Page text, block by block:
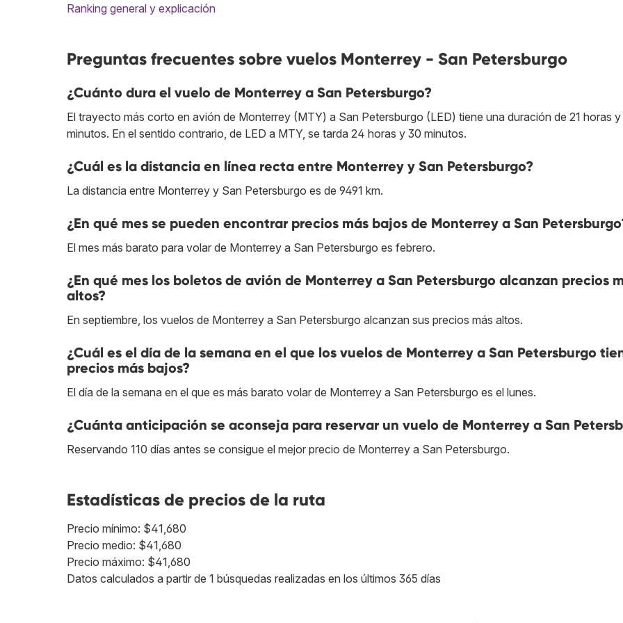
Ranking general y explicación
Preguntas frecuentes sobre vuelos Monterrey - San Petersburgo
¿Cuánto dura el vuelo de Monterrey a San Petersburgo?
El trayecto más corto en avión de Monterrey (MTY) a San Petersburgo (LED) tiene una duración de 21 horas
minutos. En el sentido contrario, de LED a MTY, se tarda 24 horas y 30 minutos.
¿Cuál es la distancia en línea recta entre Monterrey y San Petersburgo?
La distancia entre Monterrey y San Petersburgo es de 9491 km.
¿En qué mes se pueden encontrar precios más bajos de Monterrey a San
El mes más barato para volar de Monterrey a San Petersburgo es febrero.
¿En qué mes los boletos de avión de Monterrey a San Petersburgo alcanzan precios
altos?
En septiembre, los vuelos de Monterrey a San Petersburgo alcanzan sus precios más altos.
¿Cuál es el día de la semana en el que los vuelos de Monterrey a San Petersburgo
precios más bajos?
El día de la semana en el que es más barato volar de Monterrey a San Petersburgo es el lunes.
¿Cuánta anticipación se aconseja para reservar un vuelo de Monterrey a San
Reservando 110 días antes se consigue el mejor precio de Monterrey a San Petersburgo.
Estadísticas de precios de la ruta
Precio mínimo: $41,680
Precio medio: $41,680
Precio máximo: $41,680
Datos calculados a partir de 1 búsquedas realizadas en los últimos 365 días